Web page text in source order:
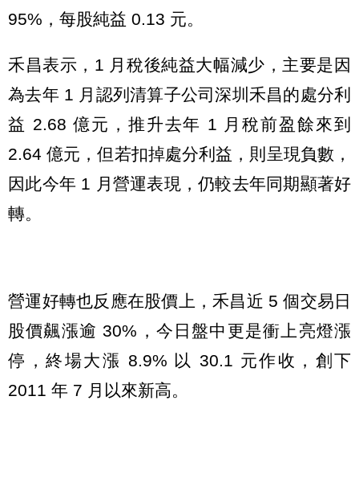
95%，每股純益 0.13 元。
禾昌表示，1 月稅後純益大幅減少，主要是因
為去年 1 月認列清算子公司深圳禾昌的處分利
益 2.68 億元，推升去年 1 月稅前盈餘來到
2.64 億元，但若扣掉處分利益，則呈現負數，
因此今年 1 月營運表現，仍較去年同期顯著好
轉。
營運好轉也反應在股價上，禾昌近 5 個交易日
股價飆漲逾 30%，今日盤中更是衝上亮燈漲
停，終場大漲 8.9% 以 30.1 元作收，創下
2011 年 7 月以來新高。